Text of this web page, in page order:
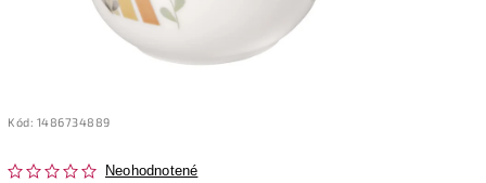
Kód: 1486734889
Neohodnotené